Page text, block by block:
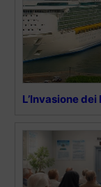
L’Invasione